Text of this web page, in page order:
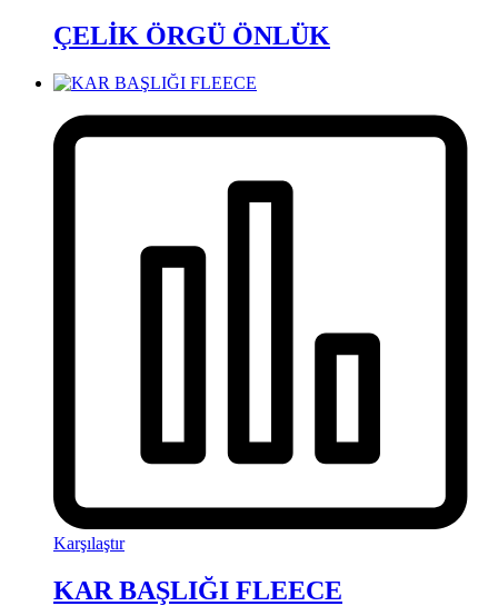
ÇELİK ÖRGÜ ÖNLÜK
Karşılaştır
KAR BAŞLIĞI FLEECE